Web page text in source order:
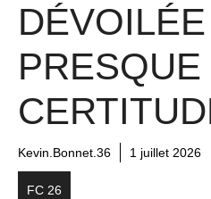
Kevin.Bonnet.36 1 juillet 2026
FC 26